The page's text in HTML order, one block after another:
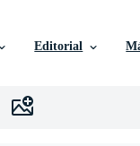
Editorial